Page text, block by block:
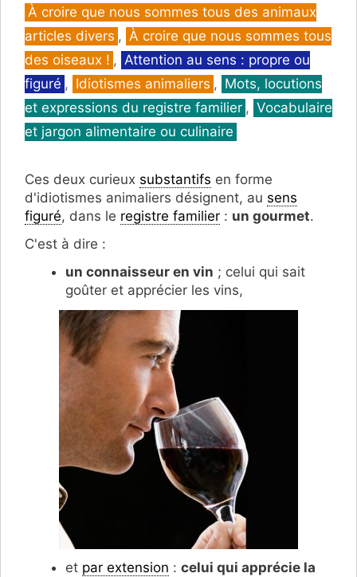
Catégories
À croire que nous sommes tous des animaux
articles divers , À croire que nous sommes tous
des oiseaux ! , Attention au sens : propre ou
figuré , Idiotismes animaliers , Mots, locutions
et expressions du registre familier , Vocabulaire
et jargon alimentaire ou culinaire
Ces deux curieux substantifs en forme
d'idiotismes animaliers désignent, au sens
figuré, dans le registre familier : un gourmet.
C'est à dire :
un connaisseur en vin ; celui qui sait
goûter et apprécier les vins,
et par extension : celui qui apprécie la